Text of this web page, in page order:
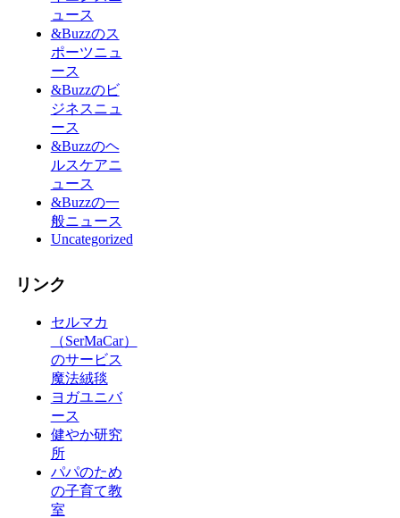
ュース
&Buzzのス
ポーツニュ
ース
&Buzzのビ
ジネスニュ
ース
&Buzzのヘ
ルスケアニ
ュース
&Buzzの一
般ニュース
Uncategorized
リンク
セルマカ
（SerMaCar）
のサービス
魔法絨毯
ヨガユニバ
ース
健やか研究
所
パパのため
の子育て教
室